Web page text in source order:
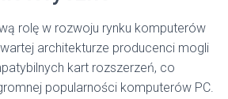
rolę w rozwoju rynku komputerów
architekturze producenci mogli
kart rozszerzeń, co
popularności komputerów PC.